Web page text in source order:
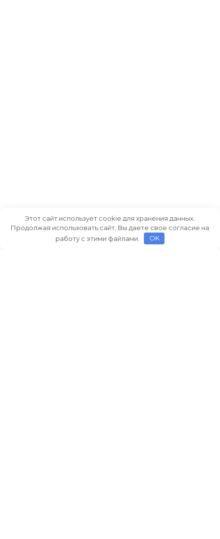
Этот сайт использует cookie для хранения данных.
Продолжая использовать сайт, Вы даете свое согласие на
работу с этими файлами.
OK